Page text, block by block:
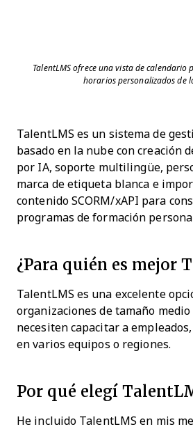
TalentLMS ofrece una vista de calendario
horarios personalizados de
TalentLMS es un sistema de
basado en la nube con creación
por IA, soporte multilingüe,
marca de etiqueta blanca e
contenido SCORM/xAPI para
programas de formación
¿Para quién es mejor
TalentLMS es una excelente
organizaciones de tamaño medio
necesiten capacitar a
en varios equipos o regiones.
Por qué elegí
He incluido TalentLMS en mis